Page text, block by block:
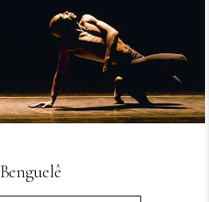
Benguelê